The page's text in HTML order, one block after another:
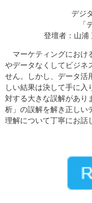
デジ
登壇者：山浦
マーケティングにおけ
やデータなくしてビジネ
せん。しかし、データ活
しい結果は決して手に
対する大きな誤解があり
析」の誤解を解き正しい
理解について丁寧にお話